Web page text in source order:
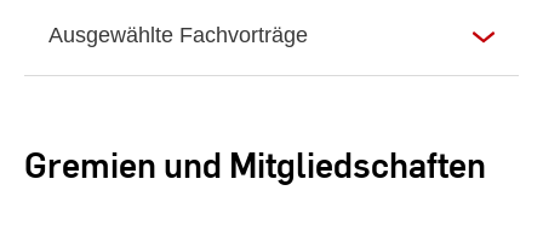
Ausgewählte Fachvorträge
Gremien und Mitgliedschaften